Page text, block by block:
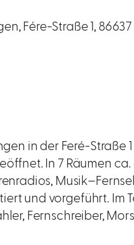
Fére-Straße 1,
in der Feré-Straße 1
In 7 Räumen
und vorgeführt. Im
Fernschreiber,